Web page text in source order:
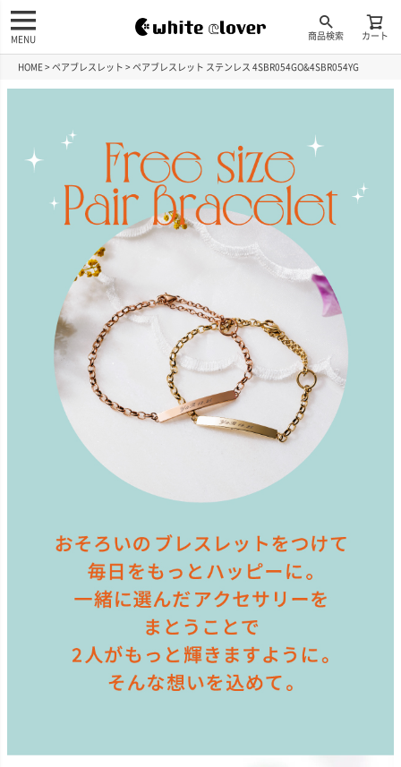
商品検索 カート
MENU
HOME ペアブレスレット ペアブレスレット ステンレス 4SBR054GO&4SBR054YG